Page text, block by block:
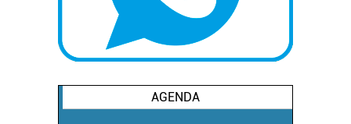
AGENDA